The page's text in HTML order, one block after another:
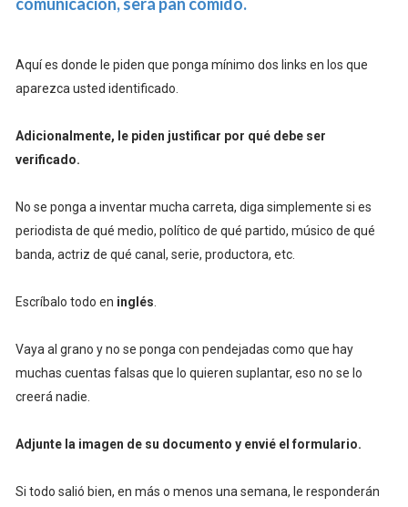
Aquí es donde le piden que ponga mínimo dos links en los que
aparezca usted identificado.
Adicionalmente, le piden justificar por qué debe ser
verificado.
No se ponga a inventar mucha carreta, diga simplemente si es
periodista de qué medio, político de qué partido, músico de qué
banda, actriz de qué canal, serie, productora, etc.
Escríbalo todo en inglés.
Vaya al grano y no se ponga con pendejadas como que hay
muchas cuentas falsas que lo quieren suplantar, eso no se lo
creerá nadie.
Adjunte la imagen de su documento y envié el formulario.
Si todo salió bien, en más o menos una semana, le responderán